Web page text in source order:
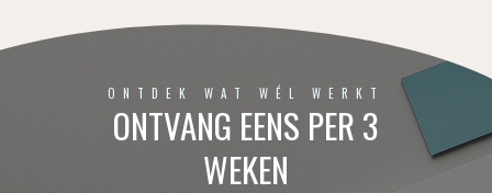
ONTDEK WAT WÉL WERKT
ONTVANG EENS PER 3
WEKEN